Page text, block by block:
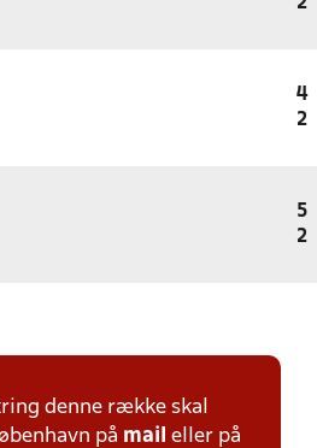
2
4
2
5
2
denne række skal
på mail eller på